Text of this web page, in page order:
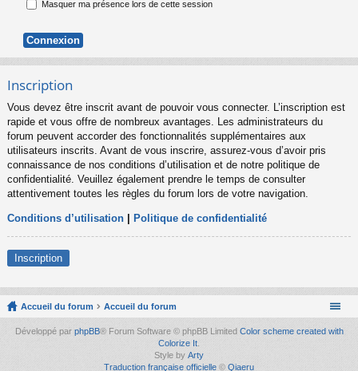
Masquer ma présence lors de cette session
Inscription
Vous devez être inscrit avant de pouvoir vous connecter. L’inscription est
rapide et vous offre de nombreux avantages. Les administrateurs du
forum peuvent accorder des fonctionnalités supplémentaires aux
utilisateurs inscrits. Avant de vous inscrire, assurez-vous d’avoir pris
connaissance de nos conditions d’utilisation et de notre politique de
confidentialité. Veuillez également prendre le temps de consulter
attentivement toutes les règles du forum lors de votre navigation.
Conditions d’utilisation Politique de confidentialité
Inscription
Accueil du forum Accueil du forum
Développé par phpBB® Forum Software © phpBB Limited Color scheme created with
Colorize It.
Style by Arty
Traduction française officielle © Qiaeru